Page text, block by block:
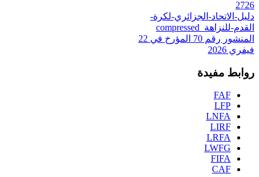
2726
دليل-الاتحاد-الجزائري-لكرة-
القدم-للنزاهة_compressed
المنشور رقم 70 المؤرخ في 22
فيفري 2026
روابط مفيدة
FAF
LFP
LNFA
LIRF
LRFA
LWFG
FIFA
CAF